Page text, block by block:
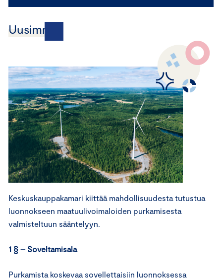
Uusimmat
Keskuskauppakamari kiittää mahdollisuudesta tutustua
luonnokseen maatuulivoimaloiden purkamisesta
valmisteltuun sääntelyyn.
1 § – Soveltamisala
Purkamista koskevaa sovellettaisiin luonnoksessa